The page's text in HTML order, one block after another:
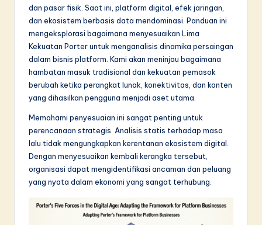
L
in
A
dan pasar fisik. Saat ini, platform digital, efek jaringan,
dan ekosistem berbasis data mendominasi. Panduan ini
mengeksplorasi bagaimana menyesuaikan Lima
Kekuatan Porter untuk menganalisis dinamika persaingan
dalam bisnis platform. Kami akan meninjau bagaimana
hambatan masuk tradisional dan kekuatan pemasok
berubah ketika perangkat lunak, konektivitas, dan konten
yang dihasilkan pengguna menjadi aset utama.
Memahami penyesuaian ini sangat penting untuk
perencanaan strategis. Analisis statis terhadap masa
lalu tidak mengungkapkan kerentanan ekosistem digital.
Dengan menyesuaikan kembali kerangka tersebut,
organisasi dapat mengidentifikasi ancaman dan peluang
yang nyata dalam ekonomi yang sangat terhubung.